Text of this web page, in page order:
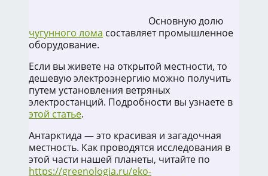
Основную долю
чугунного лома составляет промышленное
оборудование.
Если вы живете на открытой местности, то
дешевую электроэнергию можно получить
путем установления ветряных
электростанций. Подробности вы узнаете в
этой статье.
Антарктида — это красивая и загадочная
местность. Как проводятся исследования в
этой части нашей планеты, читайте по
https://greenologia.ru/eko-